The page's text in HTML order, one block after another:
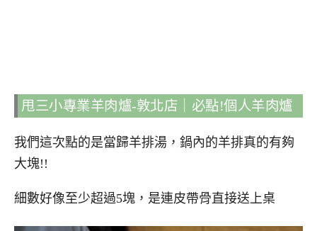
甩三小專業羊肉爐-敦北店｜必點!個人羊肉爐
我們這次點的是當歸羊排湯，鍋內的羊排真的有夠
大塊!!
細數好像至少超過5塊，是連皮帶骨直接送上桌